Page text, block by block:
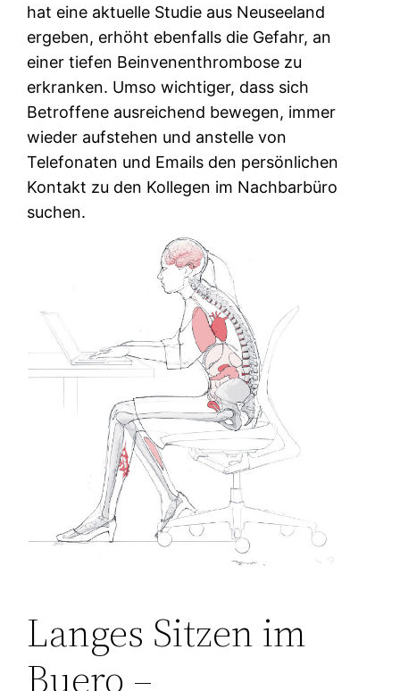
hat eine aktuelle Studie aus Neuseeland
ergeben, erhöht ebenfalls die Gefahr, an
einer tiefen Beinvenenthrombose zu
erkranken. Umso wichtiger, dass sich
Betroffene ausreichend bewegen, immer
wieder aufstehen und anstelle von
Telefonaten und Emails den persönlichen
Kontakt zu den Kollegen im Nachbarbüro
suchen.
Langes Sitzen im
Buero –